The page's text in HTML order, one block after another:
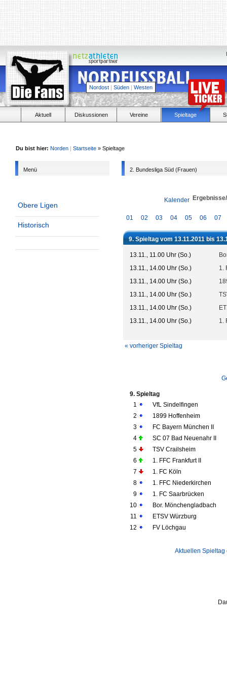
Nordost | Süden | Westen
Aktuell Diskussionen Vereine Spieltage
Du bist hier: Norden | Startseite » Spieltage
Menü
Obere Ligen
Historisch
2. Bundesliga Süd (Frauen)
Kalender
01 02 03 04 05 06 07
9. Spieltag vom 13.11.2011 bis
13.11., 11.00 Uhr (So.)
13.11., 14.00 Uhr (So.)
1.
13.11., 14.00 Uhr (So.)
13.11., 14.00 Uhr (So.)
13.11., 14.00 Uhr (So.)
13.11., 14.00 Uhr (So.)
1.
« vorheriger Spieltag
9. Spieltag
1
VfL Sindelfingen
2
1899 Hoffenheim
3
FC Bayern München II
4
SC 07 Bad Neuenahr II
5
TSV Crailsheim
6
1. FFC Frankfurt II
7
1. FC Köln
8
1. FFC Niederkirchen
9
1. FC Saarbrücken
10
Bor. Mönchengladbach
11
ETSV Würzburg
12
FV Löchgau
Aktuellen Spieltag